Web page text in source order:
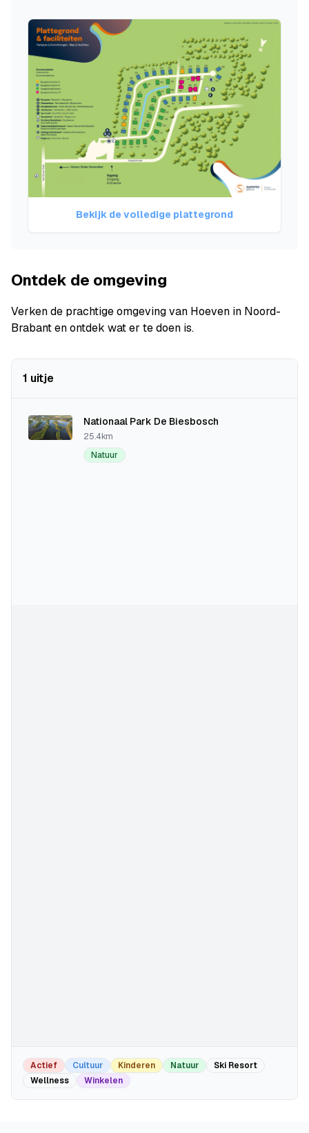
Bekijk de volledige plattegrond
Ontdek de omgeving
Verken de prachtige omgeving van Hoeven in Noord-
Brabant en ontdek wat er te doen is.
1 uitje
Nationaal Park De Biesbosch
25.4km
Natuur
Actief Cultuur Kinderen Natuur
Ski Resort
Wellness
Winkelen